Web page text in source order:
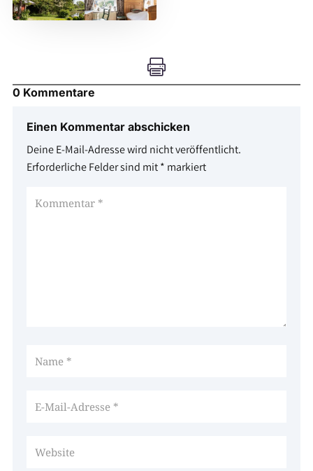

0 Kommentare
Einen Kommentar abschicken
Deine E-Mail-Adresse wird nicht veröffentlicht.
Erforderliche Felder sind mit* markiert